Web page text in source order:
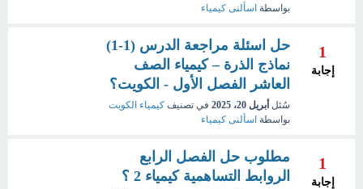
بواسطة اسألنى كيمياء
1
إجابة
حل اسئلة مراجعة الدرس (1-1)
نماذج الذرة – كيمياء الصف
العاشر الفصل الأول - الكويت؟
سُئل أبريل 20، 2025 في تصنيف كيمياء الكويت
بواسطة اسألنى كيمياء
1
إجابة
مطلوب حل الفصل الرابع
الروابط التساهمية كيمياء 2 ؟